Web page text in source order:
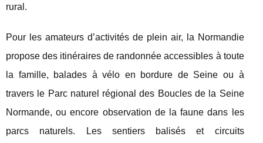
rural.
Pour les amateurs d’activités de plein air, la Normandie
propose des itinéraires de randonnée accessibles à toute
la famille, balades à vélo en bordure de Seine ou à
travers le Parc naturel régional des Boucles de la Seine
Normande, ou encore observation de la faune dans les
parcs naturels. Les sentiers balisés et circuits